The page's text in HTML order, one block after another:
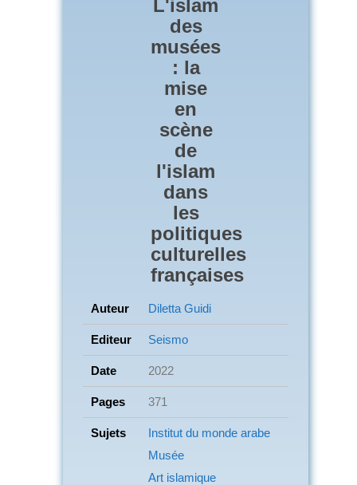
L'islam
des
musées
: la
mise
en
scène
de
l'islam
dans
les
politiques
culturelles
françaises
Auteur Diletta Guidi
Editeur Seismo
Date 2022
Pages 371
Sujets
Institut du monde arabe
Musée
Art islamique